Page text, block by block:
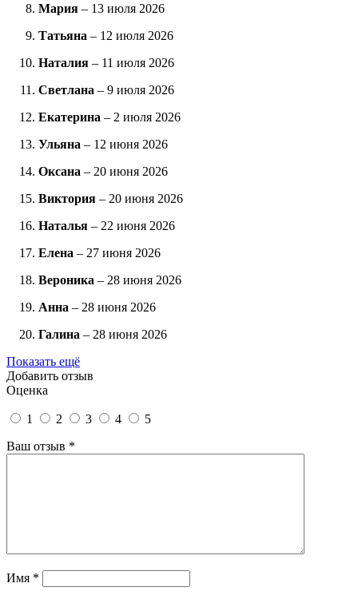
Мария – 13 июля 2026
Татьяна – 12 июля 2026
Наталия – 11 июля 2026
Светлана – 9 июля 2026
Екатерина – 2 июля 2026
Ульяна – 12 июня 2026
Оксана – 20 июня 2026
Виктория – 20 июня 2026
Наталья – 22 июня 2026
Елена – 27 июня 2026
Вероника – 28 июня 2026
Анна – 28 июня 2026
Галина – 28 июня 2026
Показать ещё
Добавить отзыв
Оценка
1 2 3 4
5
Ваш отзыв *
Имя *